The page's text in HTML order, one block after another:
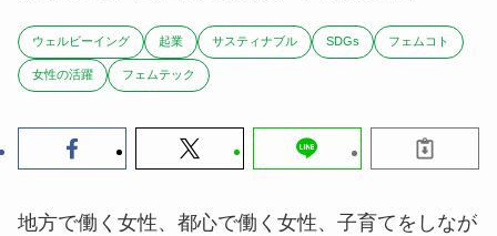
ウェルビーイング 起業 サスティナブル SDGs フェムコト
女性の活躍 フェムテック
地方で働く女性、都心で働く女性、子育てをしなが